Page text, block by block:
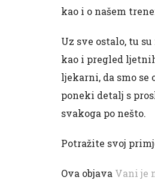
kao i o našem
Uz sve ostalo, tu
kao i pregled
ljekarni, da smo
poneki detalj s
svakoga po nešto.
Potražite svoj
Ova objava Vani je